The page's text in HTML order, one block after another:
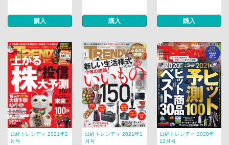
購入 購入 購入
日経トレンディ 2021年2
月号
日経トレンディ 2021年1
月号
日経トレンディ 2020年
12月号